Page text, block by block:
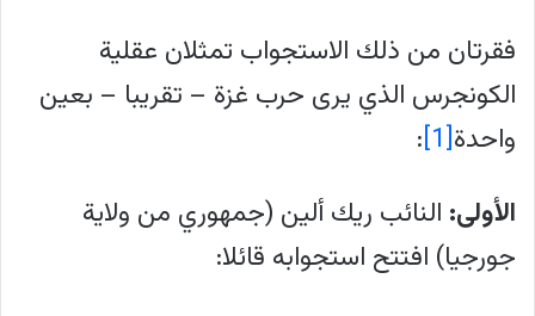
فقرتان من ذلك الاستجواب تمثلان عقلية
الكونجرس الذي يرى حرب غزة – تقريبا – بعين
واحدة[1]
:
الأولى: النائب ريك ألين (جمهوري من ولاية
جورجيا) افتتح استجوابه قائلا: